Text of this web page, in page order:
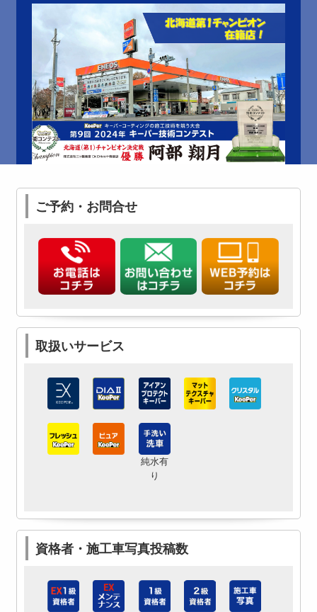
ご予約・お問合せ
取扱いサービス
純水有
り
資格者・施工車写真投稿数